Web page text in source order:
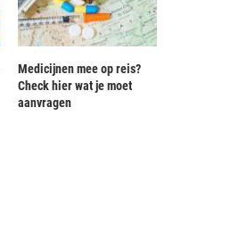
Medicijnen mee op reis?
Check hier wat je moet
aanvragen